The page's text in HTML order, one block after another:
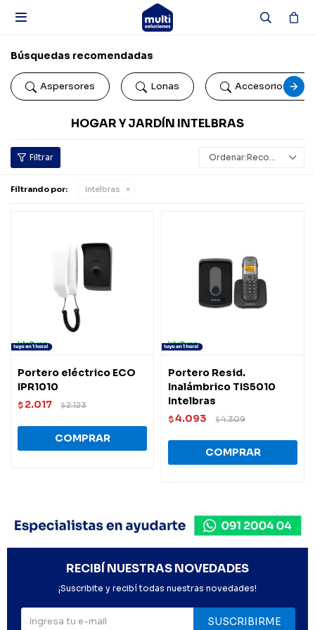

Búsquedas recomendadas
Aspersores Lonas Accesorios de
HOGAR Y JARDÍN INTELBRAS
Recomendados
Filtrando por: Intelbras
Portero eléctrico ECO
IPR1010
$ 2.017 $2.123
Portero Resid.
Inalámbrico TIS5010
Intelbras
$4.093 $4.309
RECIBÍ NUESTRAS NOVEDADES
¡Suscribite y recibí todas nuestras novedades!
SUSCRIBIRME